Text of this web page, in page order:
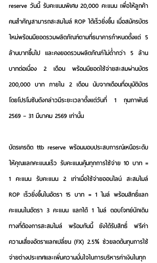
reserve วันนี้ รับคะแนนพิเศษ 20,000 คะแนน เพื่อให้ลูกค้า
คนสำคัญสามารถสะสมไมล์ ROP ได้เร็วยิ่งขึ้น เมื่อสมัครบัตร
ใหม่พร้อมมียอดรวมผลิตภัณฑ์ตามที่ธนาคารกำหนดตั้งแต่ 5
ล้านบาทขึ้นไป และคงยอดรวมผลิตภัณฑ์ไม่ต่ำกว่า 5 ล้าน
200,000 บาท ภายใน 2 เดือน นับจากเดือนที่อนุมัติบัตร
โดยโปรโมชันดังกล่าวมีระยะเวลาตั้งแต่วันที่ 1 กุมภาพันธ์
2569 – 31 มีนาคม 2569 เท่านั้น
บัตรเครดิต ttb reserve พร้อมมอบประสบการณ์เหนือระดับ
ให้คุณแลกคะแนนเร็ว รับคะแนนคุ้มทุกการใช้จ่าย 10 บาท =
1 คะแนน รับคะแนน 2 เท่าเมื่อใช้จ่ายออนไลน์ สะสมไมล์
ROP เร็วยิ่งขึ้นในอัตรา 15 บาท = 1 ไมล์ พร้อมสิทธิ์แลก
คะแนนในอัตรา 3 คะแนน แลกได้ 1 ไมล์ ตอบโจทย์นักเดิน
ทางที่ต้องการสะสมไมล์ พร้อมกันนี้ ยังได้รับสิทธิ์ ฟรีค่า
ความเสี่ยงอัตราแลกเปลี่ยน (FX) 2.5% ช่วยลดต้นทุนการใช้
จ่ายต่างประเทศและเพิ่มความมั่นใจในการบริหารค่าเงินในทุก